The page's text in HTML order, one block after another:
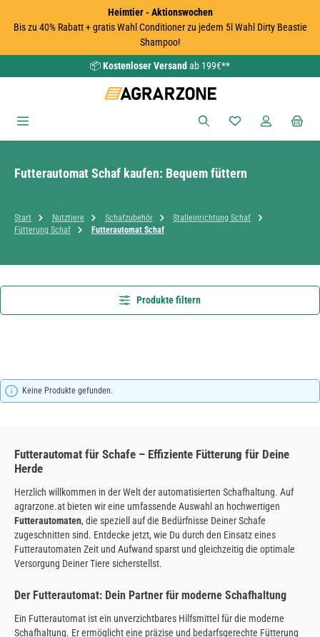
Heimtier - Aktionswochen
Bis zu 40% Rabatt + gratis Wahl Conditioner zu jedem 5l Wahl Dirty Beastie
Shampoo!
📦Kostenloser Versand ab 199€**
Du hast 0
Futterautomat Schaf kaufen: Bequem füttern
Start Nutztiere Schafzubehör
Stalleinrichtung Schaf
Fütterung Schaf
Futterautomat Schaf
Produkte filtern
Keine Produkte gefunden.
Futterautomat für Schafe – Effiziente Fütterung für Deine
Herde
Herzlich willkommen in der Welt der automatisierten Schafhaltung. Auf
agrarzone.at bieten wir eine umfassende Auswahl an hochwertigen
Futterautomaten, die speziell auf die Bedürfnisse Deiner Schafe
zugeschnitten sind. Entdecke jetzt, wie Du durch den Einsatz eines
Futterautomaten Zeit und Aufwand sparst und gleichzeitig die optimale
Versorgung Deiner Tiere sicherstellst.
Der Futterautomat: Dein Partner für moderne Schafhaltung
Ein Futterautomat ist ein unverzichtbares Hilfsmittel für die moderne
Schafhaltung. Er ermöglicht eine präzise und bedarfsgerechte Fütterung